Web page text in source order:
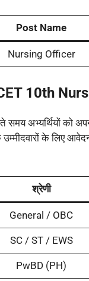
Post Name
Nursing Officer
10th
अभ्यर्थियों को
के लिए
श्रेणी
General / OBC
SC / ST / EWS
PwBD (PH)